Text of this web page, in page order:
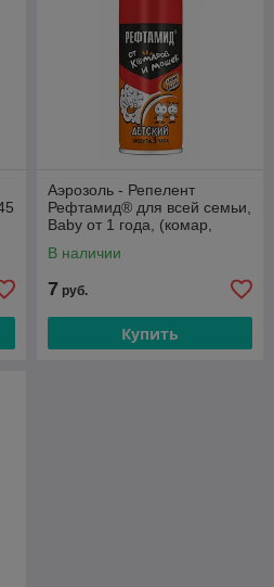
Аэрозоль - Репелент
Рефтамид® для всей семьи,
Baby от 1 года, (комар,
В наличии
7 руб.
Купить